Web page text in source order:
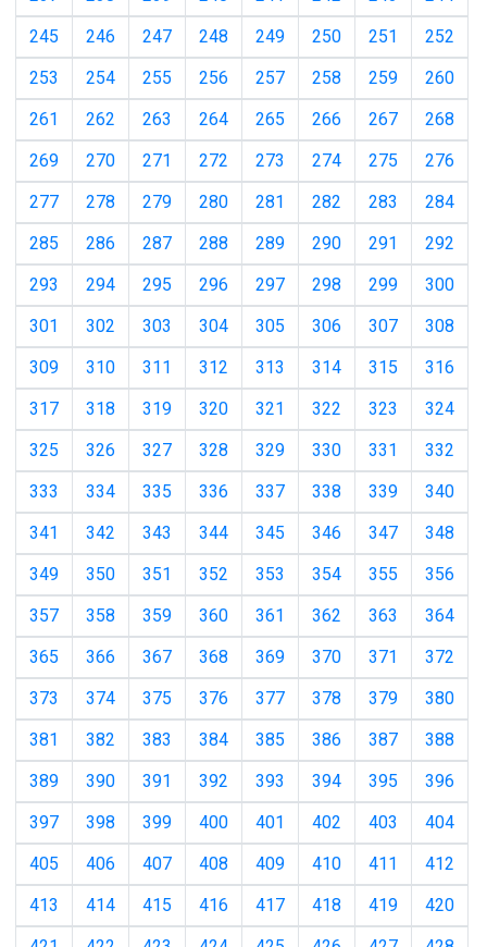
245
246 247 248 249 250 251
252
253
254 255 256 257 258 259
260
261
262 263 264 265 266 267
268
269
270 271 272 273 274 275
276
277
278 279 280 281 282 283
284
285
286 287 288 289 290 291
292
293
294 295 296 297 298 299
300
301
302 303 304 305 306 307
308
309
310 311 312 313 314 315
316
317
318 319 320 321 322 323
324
325
326 327 328 329 330 331
332
333
334 335 336 337 338 339
340
341
342 343 344 345 346 347
348
349
350 351 352 353 354 355
356
357
358 359 360 361 362 363
364
365
366 367 368 369 370 371
372
373
374 375 376 377 378 379
380
381
382 383 384 385 386 387
388
389
390 391 392 393 394 395
396
397
398 399 400 401 402 403
404
405
406 407 408 409 410 411
412
413
414 415 416 417 418 419
420